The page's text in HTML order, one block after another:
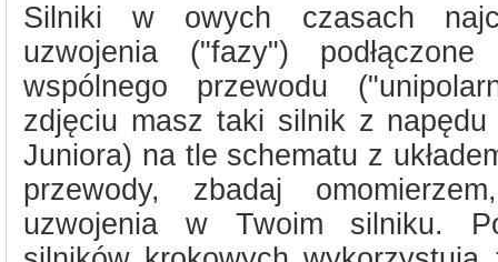
Silniki w owych czasach
uzwojenia ("fazy")
wspólnego przewodu
zdjęciu masz taki silnik z
Juniora) na tle schematu z
przewody, zbadaj
uzwojenia w Twoim silniku.